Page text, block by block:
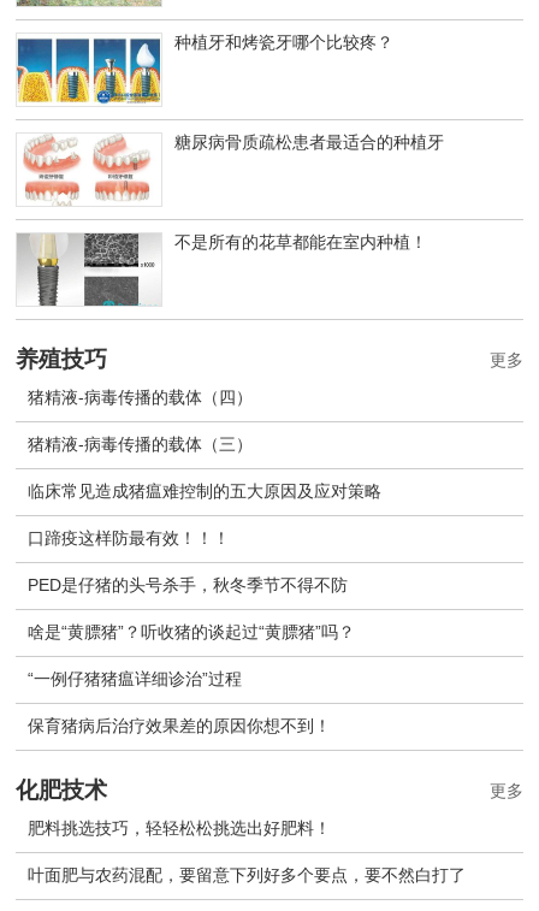
种植牙和烤瓷牙哪个比较疼？
糖尿病骨质疏松患者最适合的种植牙
不是所有的花草都能在室内种植！
养殖技巧
猪精液-病毒传播的载体（四）
猪精液-病毒传播的载体（三）
临床常见造成猪瘟难控制的五大原因及应对策略
口蹄疫这样防最有效！！！
PED是仔猪的头号杀手，秋冬季节不得不防
啥是“黄膘猪”？听收猪的谈起过“黄膘猪”吗？
“一例仔猪猪瘟详细诊治”过程
保育猪病后治疗效果差的原因你想不到！
更多
化肥技术
肥料挑选技巧，轻轻松松挑选出好肥料！
叶面肥与农药混配，要留意下列好多个要点，要不然白打了
更多